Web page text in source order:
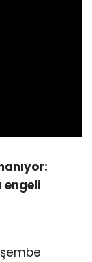
engeli